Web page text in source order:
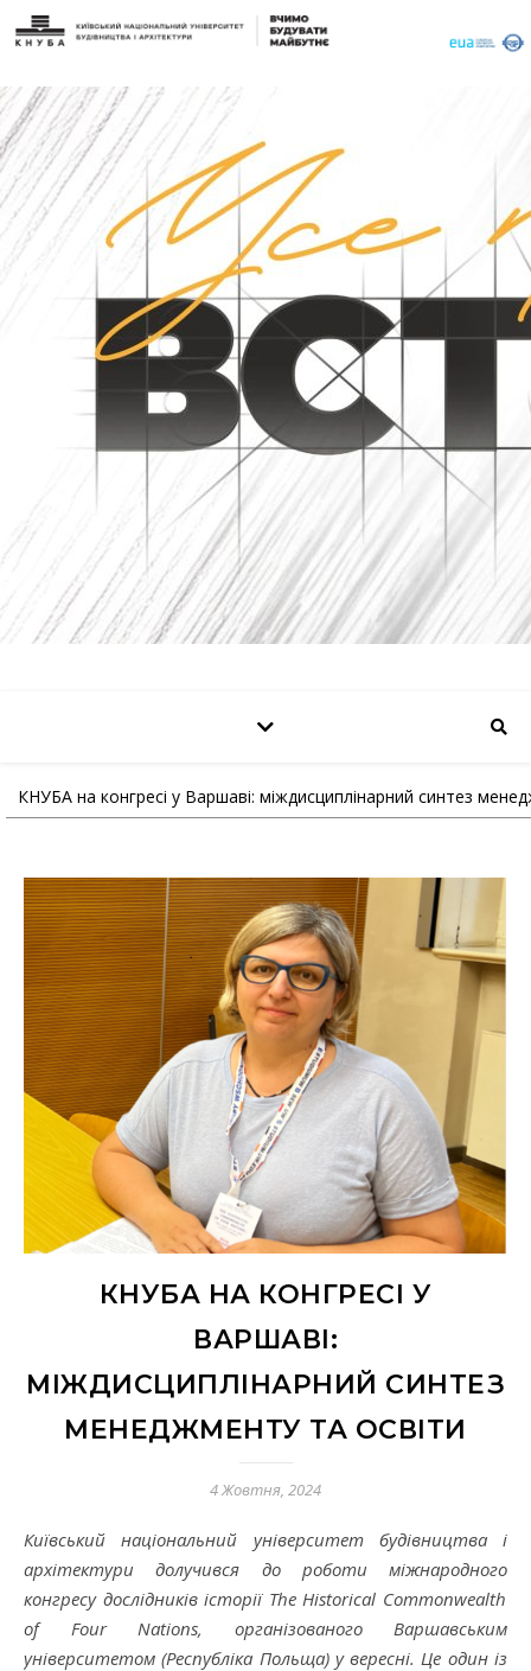
КНУБА на конгресі у Варшаві: міждисциплінарний синтез
КНУБА НА КОНГРЕСІ У
ВАРШАВІ:
МІЖДИСЦИПЛІНАРНИЙ СИНТЕЗ
МЕНЕДЖМЕНТУ ТА ОСВІТИ
4 Жовтня, 2024
Київський національний університет будівництва і
архітектури долучився до роботи міжнародного
конгресудослідників історії The Historical Commonwealth
of Four Nations, організованогоВаршавським
університетом (Республіка Польща)у вересні. Це один із